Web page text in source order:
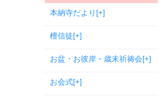
本納寺だより [+]
檀信徒[+]
お盆・お彼岸・歳末祈祷会[+]
お会式[+]